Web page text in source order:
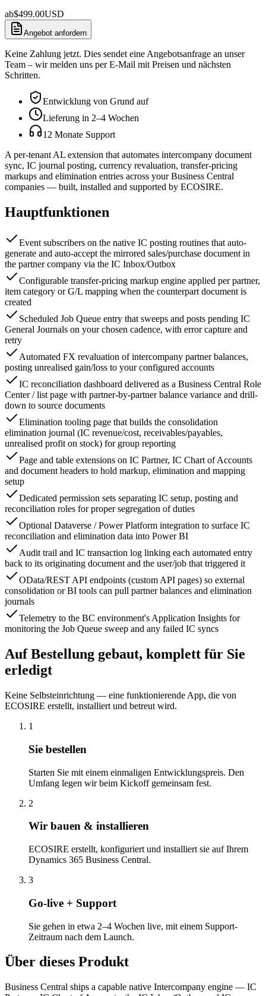
ab$499.00USD
Angebot anfordern
Keine Zahlung jetzt. Dies sendet eine Angebotsanfrage an unser
Team – wir melden uns per E-Mail mit Preisen und nächsten
Schritten.
Entwicklung von Grund auf
Lieferung in 2–4 Wochen
12 Monate Support
A per-tenant AL extension that automates intercompany document
sync, IC journal posting, currency revaluation, transfer-pricing
markups and elimination entries across your Business Central
companies — built, installed and supported by ECOSIRE.
Hauptfunktionen
Event subscribers on the native IC posting routines that auto-
generate and auto-accept the mirrored sales/purchase document in
the partner company via the IC Inbox/Outbox
Configurable transfer-pricing markup engine applied per partner,
item category or G/L mapping when the counterpart document is
created
Scheduled Job Queue entry that sweeps and posts pending IC
General Journals on your chosen cadence, with error capture and
retry
Automated FX revaluation of intercompany partner balances,
posting unrealised gain/loss to your configured accounts
IC reconciliation dashboard delivered as a Business Central Role
Center / list page with partner-by-partner balance variance and drill-
down to source documents
Elimination tooling page that builds the consolidation
elimination journal (IC revenue/cost, receivables/payables,
unrealised profit on stock) for group reporting
Page and table extensions on IC Partner, IC Chart of Accounts
and document headers to hold markup, elimination and mapping
setup
Dedicated permission sets separating IC setup, posting and
reconciliation roles for proper segregation of duties
Optional Dataverse / Power Platform integration to surface IC
reconciliation and elimination data into Power BI
Audit trail and IC transaction log linking each automated entry
back to its originating document and the user/job that triggered it
OData/REST API endpoints (custom API pages) so external
consolidation or BI tools can pull partner balances and elimination
journals
Telemetry to the BC environment's Application Insights for
monitoring the Job Queue sweep and any failed IC syncs
Auf Bestellung gebaut, komplett für Sie
erledigt
Keine Selbsteinrichtung — eine funktionierende App, die von
ECOSIRE erstellt, installiert und betreut wird.
1
Sie bestellen
Starten Sie mit einem einmaligen Entwicklungspreis. Den
Umfang legen wir beim Kickoff gemeinsam fest.
2
Wir bauen & installieren
ECOSIRE erstellt, konfiguriert und installiert sie auf Ihrem
Dynamics 365 Business Central.
3
Go-live + Support
Sie gehen in etwa 2–4 Wochen live, mit einem Support-
Zeitraum nach dem Launch.
Über dieses Produkt
Business Central ships a capable native Intercompany engine — IC